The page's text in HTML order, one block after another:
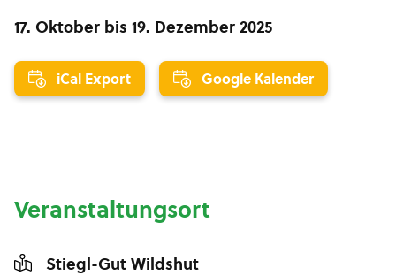
17. Oktober bis 19. Dezember 2025
iCal Export Google Kalender
Veranstaltungsort
Stiegl-Gut Wildshut